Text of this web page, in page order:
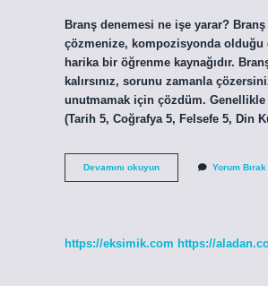
Branş denemesi ne işe yarar?
çözmenize, kompozisyonda
harika bir öğrenme kaynağıdır.
kalırsınız, sorunu zamanla
unutmamak için çözdüm. Genellikle
(Tarih 5, Coğrafya 5, Felsefe 5, Din
Devamını okuyunBranş
Denemesi
Yorum Bırak
https://eksimik.com https://